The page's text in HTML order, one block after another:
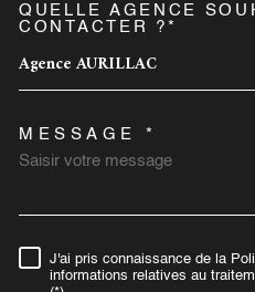
QUELLE AGENCE
CONTACTER ?*
Agence AURILLAC
MESSAGE *
J'ai pris connaissance de la
informations relatives au